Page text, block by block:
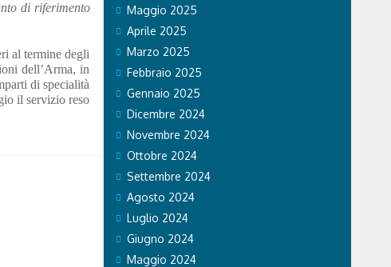
di riferimento
al termine degli
dell’Arma, in
di specialità
il servizio reso
Maggio 2025
Aprile 2025
Marzo 2025
Febbraio 2025
Gennaio 2025
Dicembre 2024
Novembre 2024
Ottobre 2024
Settembre 2024
Agosto 2024
Luglio 2024
Giugno 2024
Maggio 2024